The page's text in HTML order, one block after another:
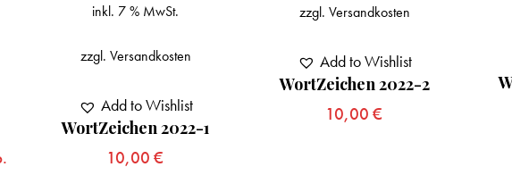
WortZeichen 2022-1
10,00 €
inkl. 7 % MwSt.
zzgl. Versandkosten
Add to Wishlist
WortZeichen 2022-2
10,00€
zzgl.Versandkosten
Add to Wishlist